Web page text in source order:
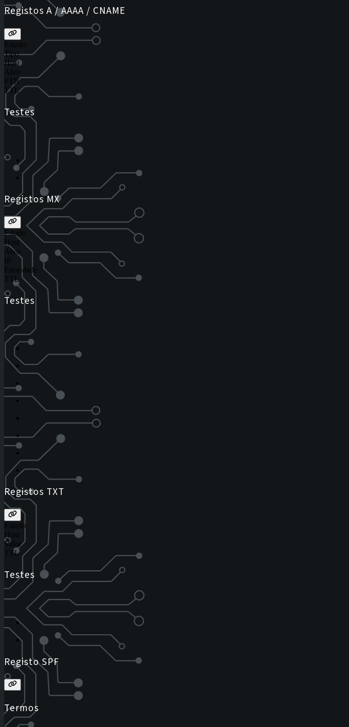
Registos A / AAAA / CNAME
Estado
Tipo
Host
Alvo
PTR
TTL
Testes
Registos MX
Estado
Host
Alvo
IP
Prioridade
TTL
Testes
Registos TXT
Estado
Host
Valor
TTL
Testes
Registo SPF
Termos